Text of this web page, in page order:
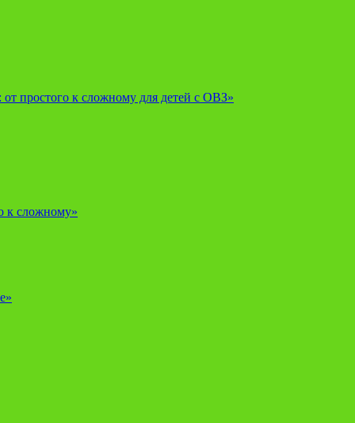
простого к сложному для детей с ОВЗ»
к сложному»